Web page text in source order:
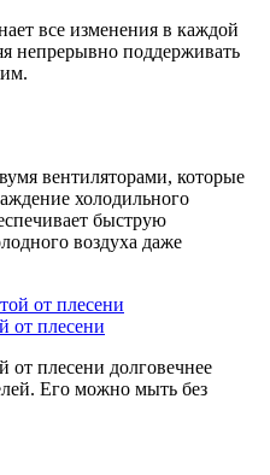
все изменения в каждой
непрерывно поддерживать
вентиляторами, которые
холодильного
быструю
воздуха даже
от плесени
от плесени долговечнее
Его можно мыть без